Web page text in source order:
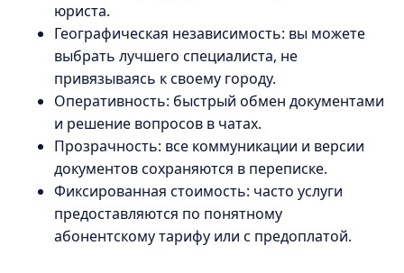
юриста.
Географическая независимость: вы можете
выбрать лучшего специалиста, не
привязываясь к своему городу.
Оперативность: быстрый обмен документами
и решение вопросов в чатах.
Прозрачность: все коммуникации и версии
документов сохраняются в переписке.
Фиксированная стоимость: часто услуги
предоставляются по понятному
абонентскому тарифу или с предоплатой.